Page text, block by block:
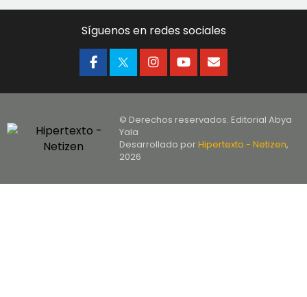
Síguenos en redes sociales
© Derechos reservados. Editorial Abya
Yala
Desarrollado porHipertexto - Netizen,
2026